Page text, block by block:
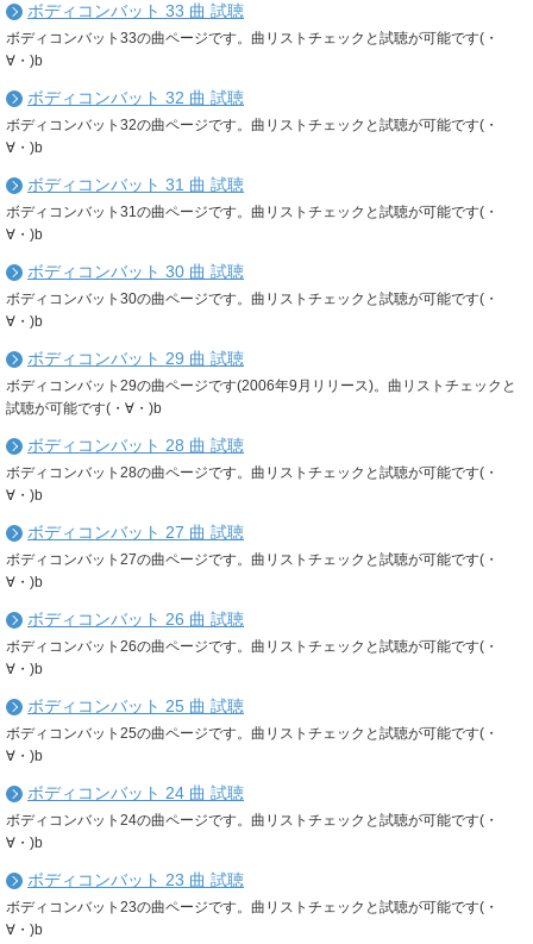
ボディコンバット 33 曲 試聴
ボディコンバット33の曲ページです。曲リストチェックと試聴が可能です(・
∀・)b
ボディコンバット 32 曲 試聴
ボディコンバット32の曲ページです。曲リストチェックと試聴が可能です(・
∀・)b
ボディコンバット 31 曲 試聴
ボディコンバット31の曲ページです。曲リストチェックと試聴が可能です(・
∀・)b
ボディコンバット 30 曲 試聴
ボディコンバット30の曲ページです。曲リストチェックと試聴が可能です(・
∀・)b
ボディコンバット 29 曲 試聴
ボディコンバット29の曲ページです(2006年9月リリース)。曲リストチェックと
試聴が可能です(・∀・)b
ボディコンバット 28 曲 試聴
ボディコンバット28の曲ページです。曲リストチェックと試聴が可能です(・
∀・)b
ボディコンバット 27 曲 試聴
ボディコンバット27の曲ページです。曲リストチェックと試聴が可能です(・
∀・)b
ボディコンバット 26 曲 試聴
ボディコンバット26の曲ページです。曲リストチェックと試聴が可能です(・
∀・)b
ボディコンバット 25 曲 試聴
ボディコンバット25の曲ページです。曲リストチェックと試聴が可能です(・
∀・)b
ボディコンバット 24 曲 試聴
ボディコンバット24の曲ページです。曲リストチェックと試聴が可能です(・
∀・)b
ボディコンバット 23 曲 試聴
ボディコンバット23の曲ページです。曲リストチェックと試聴が可能です(・
∀・)b